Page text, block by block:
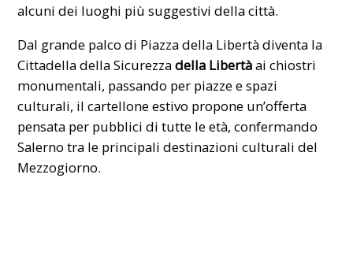
alcuni dei luoghi più suggestivi della città.
Dal grande palco di Piazza della Libertà diventa la
Cittadella della Sicurezzadella Libertàai chiostri
monumentali, passando per piazze e spazi
culturali, il cartellone estivo propone un’offerta
pensata per pubblici di tutte le età, confermando
Salerno tra le principali destinazioni culturali del
Mezzogiorno.